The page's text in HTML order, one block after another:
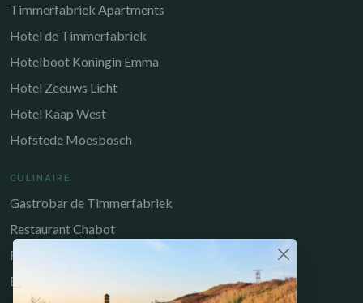
Timmerfabriek Apartments
Hotel de Timmerfabriek
Hotelboot Koningin Emma
Hotel Zeeuws Licht
Hotel Kaap West
Hofstede Moesbosch
CULINAIRE
Gastrobar de Timmerfabriek
Restaurant Chabot
Restaurant Catch
Brasserie de Walvis